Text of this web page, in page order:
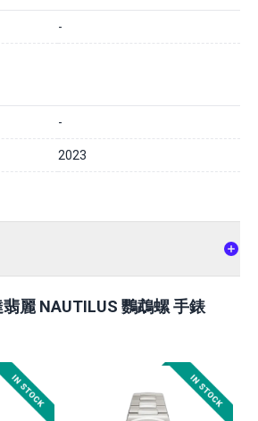
-
-
2023
麗 NAUTILUS 鸚鵡螺 手錶